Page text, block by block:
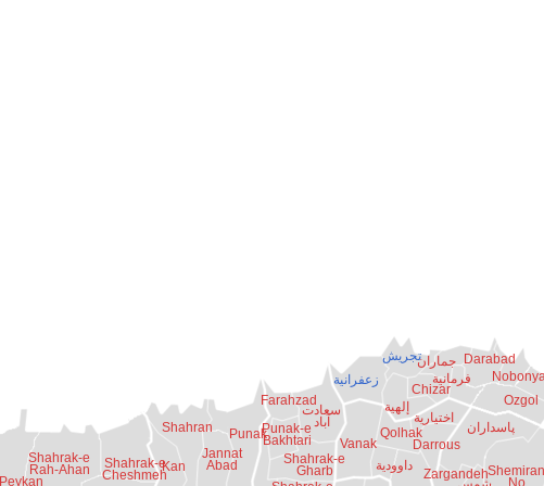
Shahrak-e
Gharb
Punak-e
Bakhtari
Farahzad
سعادت
آباد
Vanak
داوودية
Qolhak
Darrous
اختيارية
زعفرانية
إلهية
تجريش
Chizar
جماران
فرمانية
Darabad
ZargandehShemiran
پاسداران
Ozgol
Kan
Shahran
Punak
Jannat
Abad
Peykan-
Shahrak-e
Cheshmeh
Shahrak-e
Rah-Ahan